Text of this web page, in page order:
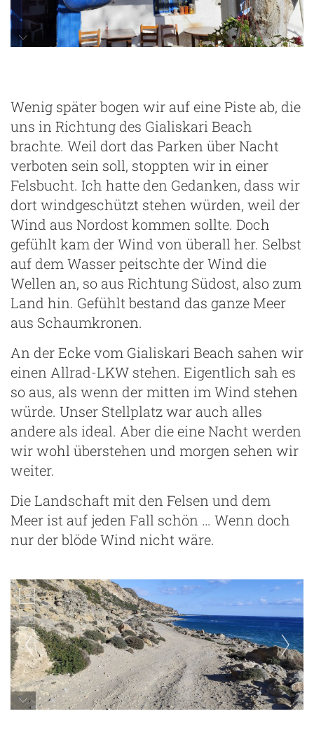
Wenig später bogen wir auf eine Piste ab, die
uns in Richtung des Gialiskari Beach
brachte. Weil dort das Parken über Nacht
verboten sein soll, stoppten wir in einer
Felsbucht. Ich hatte den Gedanken, dass wir
dort windgeschützt stehen würden, weil der
Wind aus Nordost kommen sollte. Doch
gefühlt kam der Wind von überall her. Selbst
auf dem Wasser peitschte der Wind die
Wellen an, so aus Richtung Südost, also zum
Land hin. Gefühlt bestand das ganze Meer
aus Schaumkronen.
An der Ecke vom Gialiskari Beach sahen wir
einen Allrad-LKW stehen. Eigentlich sah es
so aus, als wenn der mitten im Wind stehen
würde. Unser Stellplatz war auch alles
andere als ideal. Aber die eine Nacht werden
wir wohl überstehen und morgen sehen wir
weiter.
Die Landschaft mit den Felsen und dem
Meer ist auf jeden Fall schön … Wenn doch
nur der blöde Wind nicht wäre.